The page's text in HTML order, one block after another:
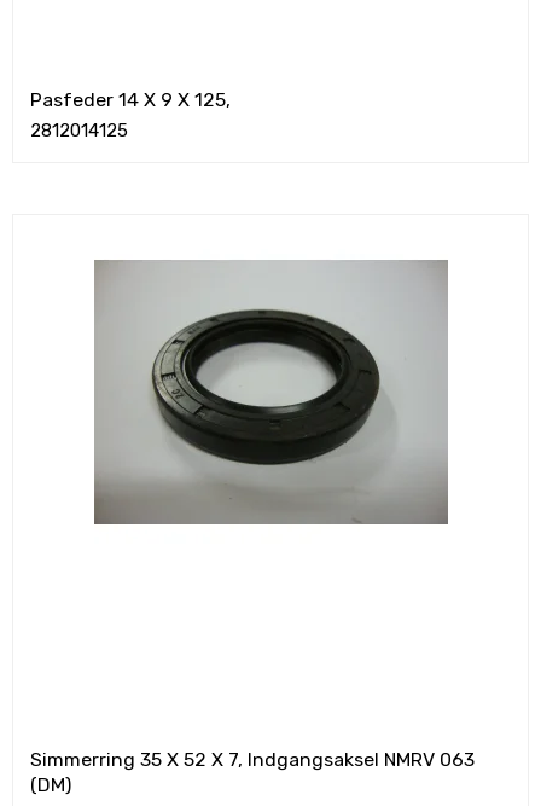
Pasfeder 14 X 9 X 125,
2812014125
Simmerring 35 X 52 X 7, Indgangsaksel NMRV 063
(DM)